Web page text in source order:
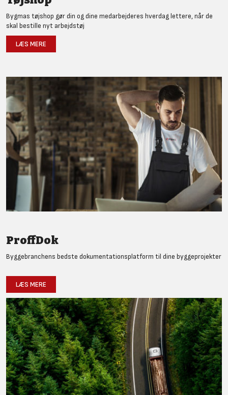
Bygmas tøjshop gør din og dine medarbejderes hverdag lettere, når de
skal bestille nyt arbejdstøj
LÆS MERE
ProffDok
Byggebranchens bedste dokumentationsplatform til dine byggeprojekter
LÆS MERE